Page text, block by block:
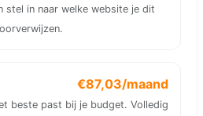
stel in naar welke website je dit
€87,03/maand
beste past bij je budget. Volledig